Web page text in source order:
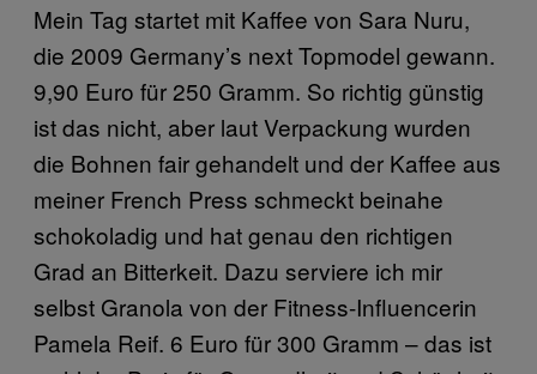
Mein Tag startet mit Kaffee von Sara Nuru,
die 2009 Germany’s next Topmodel gewann.
9,90 Euro für 250 Gramm. So richtig günstig
ist das nicht, aber laut Verpackung wurden
die Bohnen fair gehandelt und der Kaffee aus
meiner French Press schmeckt beinahe
schokoladig und hat genau den richtigen
Grad an Bitterkeit. Dazu serviere ich mir
selbst Granola von der Fitness-Influencerin
Pamela Reif. 6 Euro für 300 Gramm – das ist